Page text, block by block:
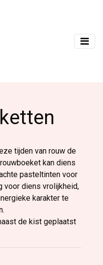
tijden van rouw de
kan diens
pasteltinten voor
voor diens vrolijkheid,
karakter te
de kist geplaatst